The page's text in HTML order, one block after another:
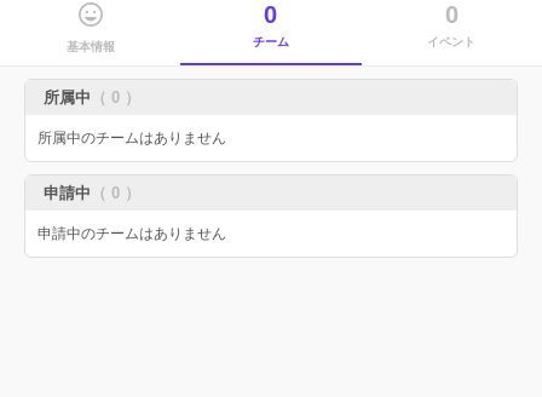
基本情報
0
チーム
0
イベント
所属中 （ 0 ）
所属中のチームはありません
申請中 （ 0 ）
申請中のチームはありません